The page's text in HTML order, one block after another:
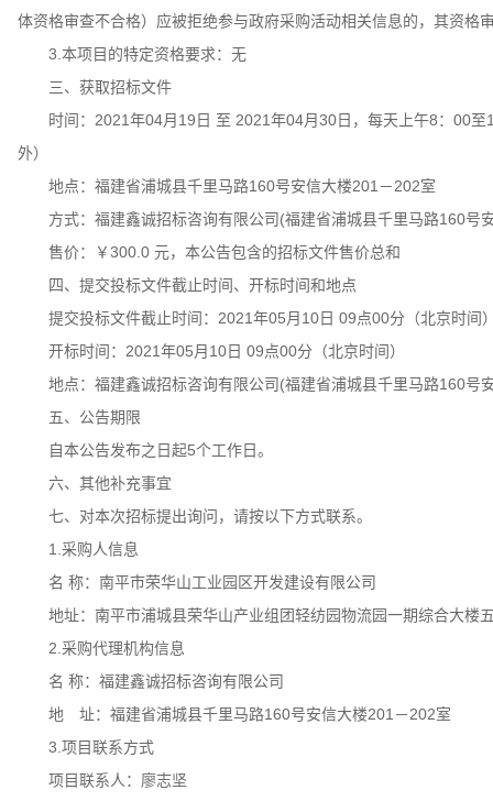
体资格审查不合格）应被拒绝参与政府采购活动相关信息的，其资格
3.本项目的特定资格要求：无
三、获取招标文件
时间：2021年04月19日 至 2021年04月30日，每天上午8：00至
外）
地点：福建省浦城县千里马路160号安信大楼201－202室
方式：福建鑫诚招标咨询有限公司(福建省浦城县千里马路160号
售价：￥300.0 元，本公告包含的招标文件售价总和
四、提交投标文件截止时间、开标时间和地点
提交投标文件截止时间：2021年05月10日 09点00分（北京时间
开标时间：2021年05月10日 09点00分（北京时间）
地点：福建鑫诚招标咨询有限公司(福建省浦城县千里马路160号
五、公告期限
自本公告发布之日起5个工作日。
六、其他补充事宜
七、对本次招标提出询问，请按以下方式联系。
1.采购人信息
名 称：南平市荣华山工业园区开发建设有限公司
地址：南平市浦城县荣华山产业组团轻纺园物流园一期综合大楼
2.采购代理机构信息
名 称：福建鑫诚招标咨询有限公司
地 址：福建省浦城县千里马路160号安信大楼201－202室
3.项目联系方式
项目联系人：廖志坚